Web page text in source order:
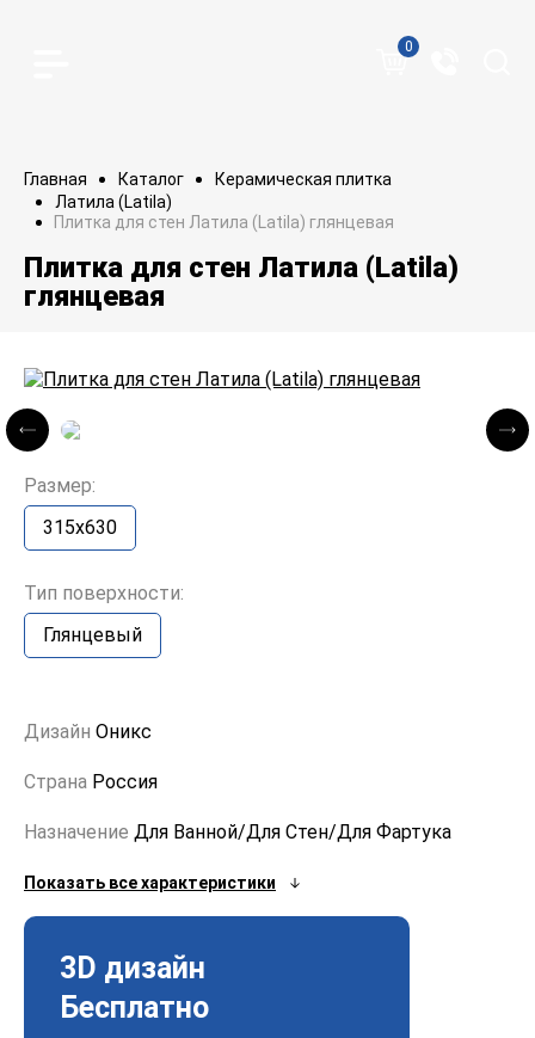
0
Главная Каталог
Керамическая плитка
Латила (Latila)
Плитка для стен Латила (Latila) глянцевая
Плитка для стен Латила (Latila)
глянцевая
Размер:
315x630
Тип поверхности:
Глянцевый
Дизайн Оникс
Страна Россия
Назначение Для Ванной/Для Стен/Для Фартука
Показать все характеристики
3D дизайн
Бесплатно